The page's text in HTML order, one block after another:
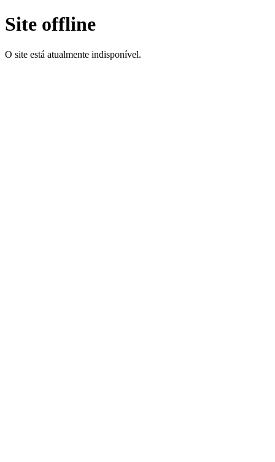
Site offline
O site está atualmente indisponível.